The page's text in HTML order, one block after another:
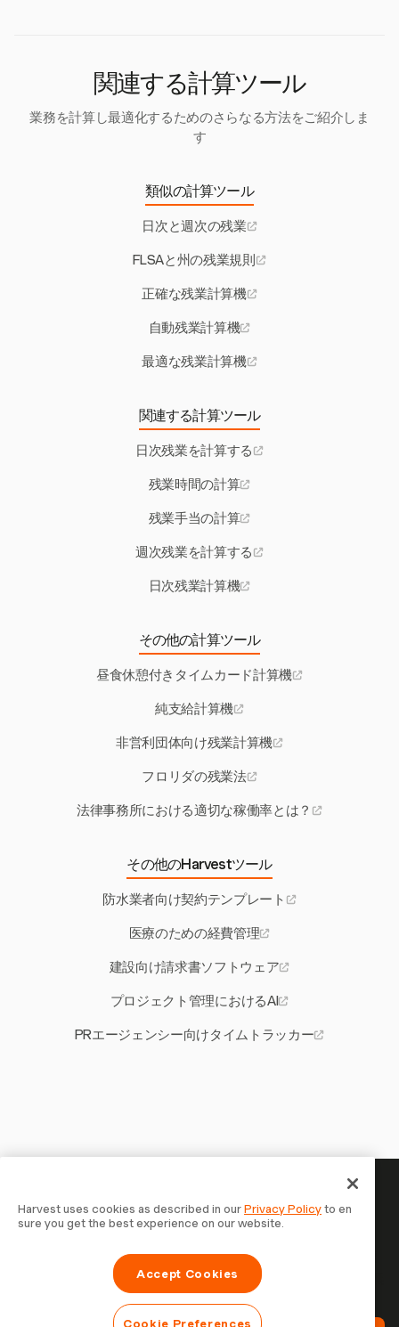
関連する計算ツール
業務を計算し最適化するためのさらなる方法をご紹介しま
す
類似の計算ツール
日次と週次の残業
FLSAと州の残業規則
正確な残業計算機
自動残業計算機
最適な残業計算機
関連する計算ツール
日次残業を計算する
残業時間の計算
残業手当の計算
週次残業を計算する
日次残業計算機
その他の計算ツール
昼食休憩付きタイムカード計算機
純支給計算機
非営利団体向け残業計算機
フロリダの残業法
法律事務所における適切な稼働率とは？
その他のHarvestツール
防水業者向け契約テンプレート
医療のための経費管理
建設向け請求書ソフトウェア
プロジェクト管理におけるAI
PRエージェンシー向けタイムトラッカー
あなたの時間には記録する価値
がある — 今すぐ始めましょう
Harvestで時間を記録し、クライアントに請求し、より速
く支払いを受ける70,000以上の企業に参加しましょう。無
Harvest uses cookies as described in ourPrivacy Policyto en
sure you get the best experience on our website.
Accept Cookies
Cookie Preferences